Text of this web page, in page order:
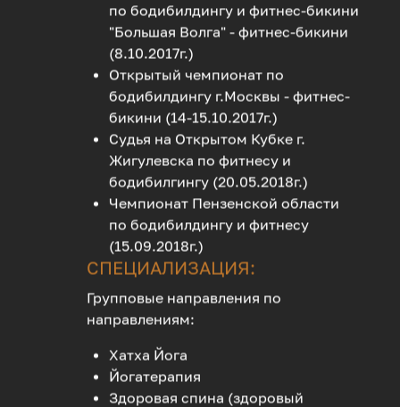
по бодибилдингу и фитнес-бикини
"Большая Волга" - фитнес-бикини
(8.10.2017г.)
Открытый чемпионат по
бодибилдингу г.Москвы - фитнес-
бикини (14-15.10.2017г.)
Судья на Открытом Кубке г.
Жигулевска по фитнесу и
бодибилгингу (20.05.2018г.)
Чемпионат Пензенской области
по бодибилдингу и фитнесу
(15.09.2018г.)
СПЕЦИАЛИЗАЦИЯ:
Групповые направления по
направлениям:
Хатха Йога
Йогатерапия
Здоровая спина (здоровый